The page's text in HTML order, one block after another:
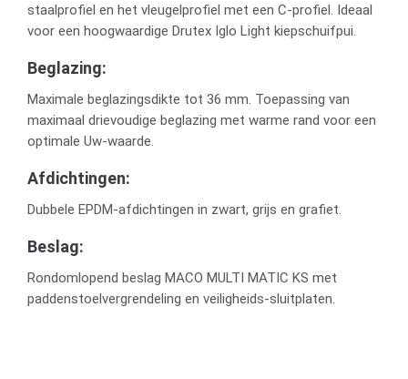
staalprofiel en het vleugelprofiel met een C-profiel. Ideaal
voor een hoogwaardige Drutex Iglo Light kiepschuifpui.
Beglazing:
Maximale beglazingsdikte tot 36 mm. Toepassing van
maximaal drievoudige beglazing met warme rand voor een
optimale Uw-waarde.
Afdichtingen:
Dubbele EPDM-afdichtingen in zwart, grijs en grafiet.
Beslag:
Rondomlopend beslag MACO MULTI MATIC KS met
paddenstoelvergrendeling en veiligheids-sluitplaten.